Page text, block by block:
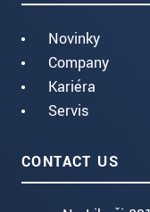
Novinky
Company
Kariéra
Servis
CONTACT US